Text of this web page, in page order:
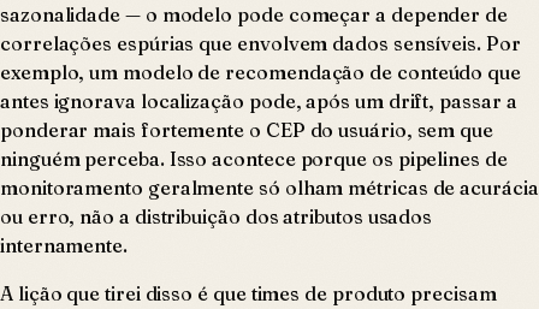
sazonalidade — o modelo pode começar a depender de
correlações espúrias que envolvem dados sensíveis. Por
exemplo, um modelo de recomendação de conteúdo que
antes ignorava localização pode, após um drift, passar a
ponderar mais fortemente o CEP do usuário, sem que
ninguém perceba. Isso acontece porque os pipelines de
monitoramento geralmente só olham métricas de acurácia
ou erro, não a distribuição dos atributos usados
internamente.
A lição que tirei disso é que times de produto precisam